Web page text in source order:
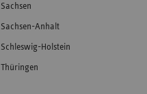
Sachsen
Sachsen-Anhalt
Schleswig-Holstein
Thüringen